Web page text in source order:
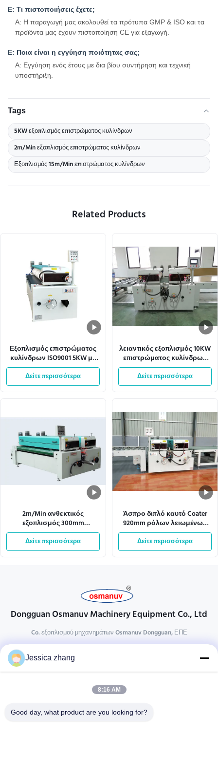
Ε: Τι πιστοποιήσεις έχετε;
Α: Η παραγωγή μας ακολουθεί τα πρότυπα GMP & ISO και τα
προϊόντα μας έχουν πιστοποίηση CE για εξαγωγή.
Ε: Ποια είναι η εγγύηση ποιότητας σας;
Α: Εγγύηση ενός έτους με δια βίου συντήρηση και τεχνική
υποστήριξη.
Tags
5KW εξοπλισμός επιστρώματος κυλίνδρων
2m/Min εξοπλισμός επιστρώματος κυλίνδρων
Εξοπλισμός 15m/Min επιστρώματος κυλίνδρων
Related Products
Εξοπλισμός επιστρώματος
κυλίνδρων ISO9001 5KW με
το πιάτο χάλυβα 1.5mm
Δείτε περισσότερα
λειαντικός εξοπλισμός 10KW
επιστρώματος κυλίνδρων
Antil πλάτους 1320mm
Effecive
Δείτε περισσότερα
2m/Min ανθεκτικός
εξοπλισμός 300mm
επιστρώματος κυλίνδρων
μήκος κατεργασίας
Δείτε περισσότερα
Άσπρο διπλό καυτό Coater
920mm ρόλων λειωμένων
μετάλλων εναλλασσόμενου
ρεύματος 110v πλάτος
Effecive
Δείτε περισσότερα
Dongguan Osmanuv Machinery Equipment Co., Ltd
Co. εξοπλισμού μηχανημάτων Osmanuv Dongguan, ΕΠΕ
28 δεύτερος ο βιομηχανικός, wei Liu chong, Wanjiang,
DongGuan, Guangdong, Κίνα
osmanuv@hotmail.com
Jessica zhang
8:16 AM
Good day, what product are you looking for?